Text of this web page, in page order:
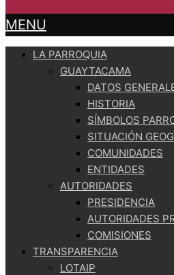
MENU
LA PARROQUIA
GUAYTACAMA
DATOS
HISTORIA
SÍMBOLOS
SITUACIÓN
COMUNIDADES
ENTIDADES
AUTORIDADES
PRESIDENCIA
AUTORIDADES
COMISIONES
TRANSPARENCIA
LOTAIP